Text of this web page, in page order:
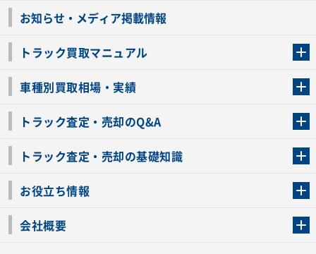
お知らせ・メディア掲載情報
トラック買取マニュアル
車種別買取相場・実績
トラック査定・売却のQ&A
トラック査定・売却の基礎知識
お役立ち情報
会社概要